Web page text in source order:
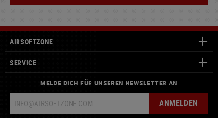
AIRSOFTZONE
SERVICE
MELDE DICH FÜR UNSEREN NEWSLETTER AN
ANMELDEN